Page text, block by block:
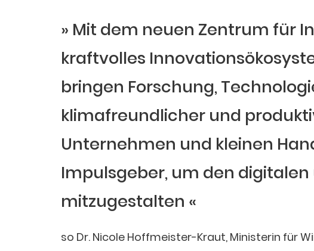
Mit dem neuen Zentrum für
kraftvolles
bringen Forschung,
klimafreundlicher und
Unternehmen und kleinen
Impulsgeber, um den
mitzugestalten
so Dr. Nicole Hoffmeister-Kraut, Ministerin für